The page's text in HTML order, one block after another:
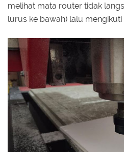
melihat mata router tidak
lurus ke bawah) lalu mengikuti